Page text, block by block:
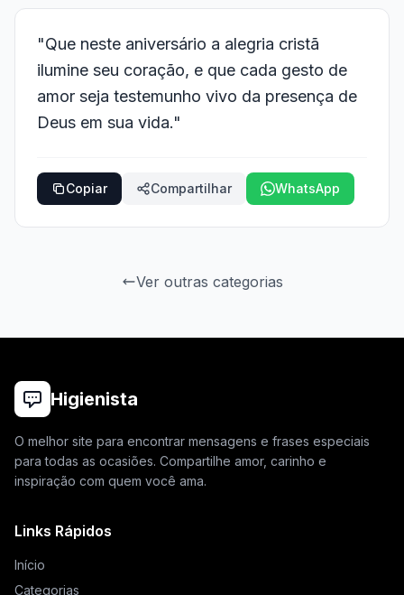
"Que neste aniversário a alegria cristã
ilumine seu coração, e que cada gesto de
amor seja testemunho vivo da presença de
Deus em sua vida."
Copiar Compartilhar WhatsApp
Ver outras categorias
Higienista
O melhor site para encontrar mensagens e frases especiais
para todas as ocasiões. Compartilhe amor, carinho e
inspiração com quem você ama.
Links Rápidos
Início
Categorias